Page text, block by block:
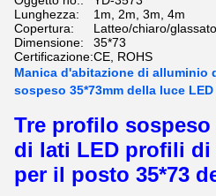
Lunghezza:
1m, 2m, 3m, 4m
Copertura:
Latteo/chiaro/
Dimensione:
35*73
Certificazione:CE, ROHS
Manica d'abitazione di alluminio
sospeso 35*73mm della luce
Tre profilo
di lati LED profili
per il posto 35*73